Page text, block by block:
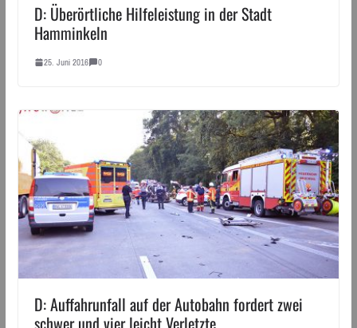
D: Überörtliche Hilfeleistung in der Stadt
Hamminkeln
25. Juni 2016 0
D: Auffahrunfall auf der Autobahn fordert zwei